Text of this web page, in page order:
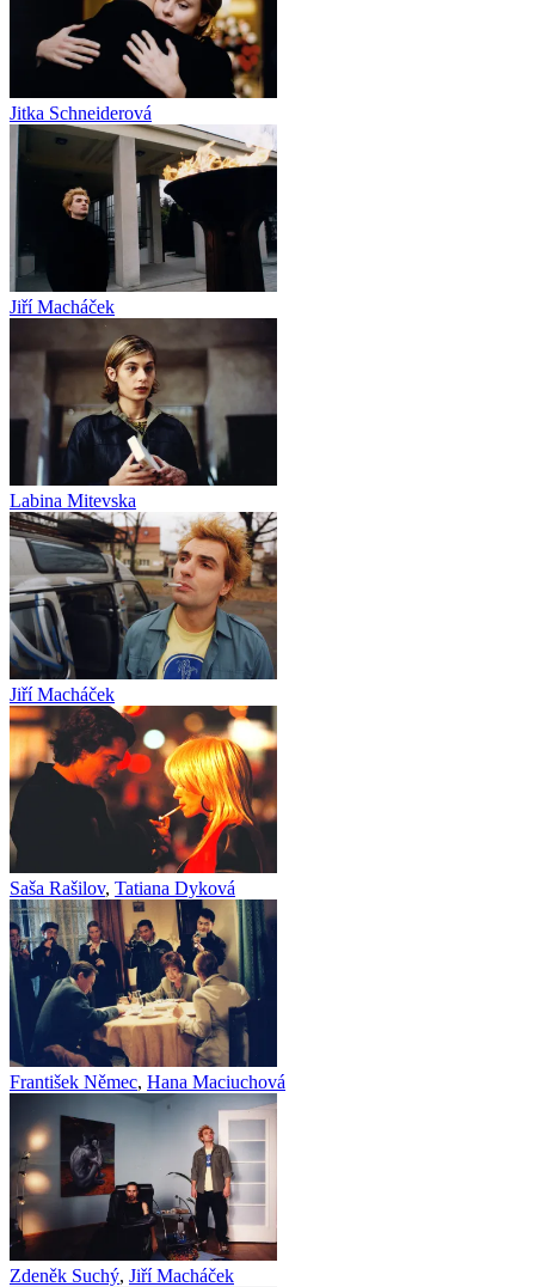
Jitka Schneiderová
Jiří Macháček
Labina Mitevska
Jiří Macháček
Saša Rašilov, Tatiana Dyková
František Němec, Hana Maciuchová
Zdeněk Suchý, Jiří Macháček